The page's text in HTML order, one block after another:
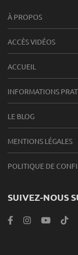
À PROPOS
ACCÈS VIDÉOS
ACCUEIL
INFORMATIONS
LE BLOG
MENTIONS LÉGALES
POLITIQUE DE
SUIVEZ-NOUS